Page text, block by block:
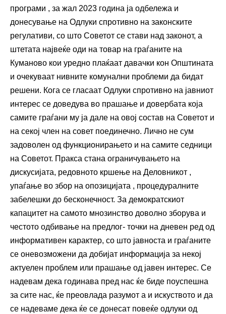
програми , за жал 2023 година ја одбележа и
донесување на Одлуки спротивно на законските
регулативи, со што Советот се стави над законот, а
штетата највеќе оди на товар на граѓаните на
Куманово кои уредно плаќаат давачки кон Општината
и очекуваат нивните комунални проблеми да бидат
решени. Кога се гласаат Одлуки спротивно на јавниот
интерес се доведува во прашање и довербата која
самите граѓани му ја дале на овој состав на Советот и
на секој член на совет поединечно. Лично не сум
задоволен од функционирањето и на самите седници
на Советот. Пракса стана ограничувањето на
дискусијата, редовното кршење на Деловникот ,
упаѓање во збор на опозицијата , процедуралните
забелешки до бесконечност. За демократскиот
капацитет на самото мнозинство доволно зборува и
честото одбивање на предлог- точки на дневен ред од
информативен карактер, со што јавноста и граѓаните
се оневозможени да добијат информација за некој
актуелен проблем или прашање од јавен интерес. Се
надевам дека годинава пред нас ќе биде поуспешна
за сите нас, ќе преовлада разумот а и искуството и да
се надеваме дека ќе се донесат повеќе одлуки од